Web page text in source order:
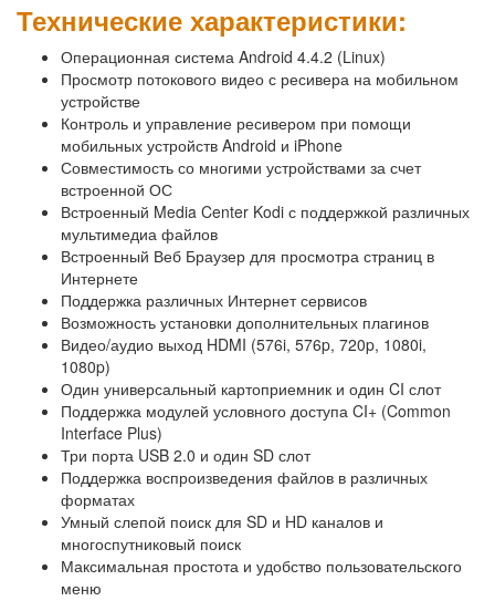
Технические характеристики:
Операционная система Android 4.4.2 (Linux)
Просмотр потокового видео с ресивера на мобильном
устройстве
Контроль и управление ресивером при помощи
мобильных устройств Android и iPhone
Совместимость со многими устройствами за счет
встроенной ОС
Встроенный Media Center Kodi с поддержкой различных
мультимедиа файлов
Встроенный Веб Браузер для просмотра страниц в
Интернете
Поддержка различных Интернет сервисов
Возможность установки дополнительных плагинов
Видео/аудио выход HDMI (576i, 576p, 720p, 1080i,
1080p)
Один универсальный картоприемник и один CI слот
Поддержка модулей условного доступа CI+ (Common
Interface Plus)
Три порта USB 2.0 и один SD слот
Поддержка воспроизведения файлов в различных
форматах
Умный слепой поиск для SD и HD каналов и
многоспутниковый поиск
Максимальная простота и удобство пользовательского
меню